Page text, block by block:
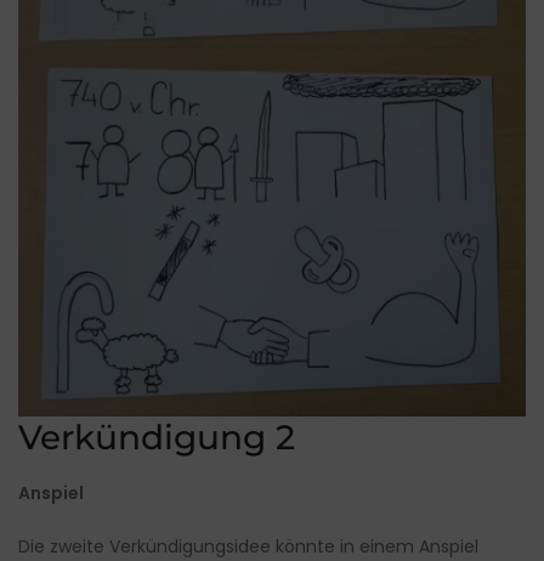
Verkündigung 2
Anspiel
Die zweite Verkündigungsidee könnte in einem Anspiel